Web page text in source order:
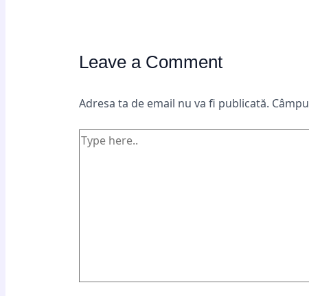
Leave a Comment
Adresa ta de email nu va fi publicată.